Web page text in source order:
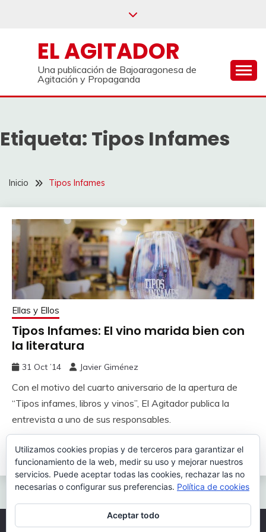
EL AGITADOR
Una publicación de Bajoaragonesa de
Agitación y Propaganda
Etiqueta: Tipos Infames
Inicio Tipos Infames
Ellas y Ellos
Tipos Infames: El vino marida bien con
la literatura
31 Oct ’14 Javier Giménez
Con el motivo del cuarto aniversario de la apertura de
“Tipos infames, libros y vinos”, El Agitador publica la
entrevista a uno de sus responsables.
Leer más
Utilizamos cookies propias y de terceros para garantizar el
funcionamiento de la web, medir su uso y mejorar nuestros
servicios. Puede aceptar todas las cookies, rechazar las no
necesarias o configurar sus preferencias. Política de cookies
Aceptar todo